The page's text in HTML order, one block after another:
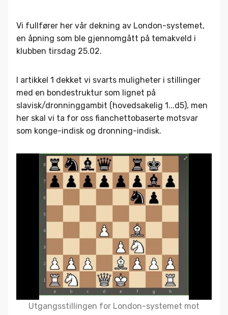
Vi fullfører her vår dekning av London-systemet,
en åpning som ble gjennomgått på temakveld i
klubben tirsdag 25.02.
I artikkel 1 dekket vi svarts muligheter i stillinger
med en bondestruktur som lignet på
slavisk/dronninggambit (hovedsakelig 1...d5), men
her skal vi ta for oss fianchettobaserte motsvar
som konge-indisk og dronning-indisk.
Utgangsstillingen for London-systemet mot